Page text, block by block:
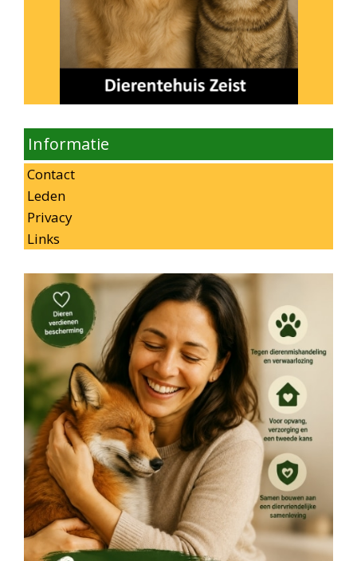
Informatie
Contact
Leden
Privacy
Links